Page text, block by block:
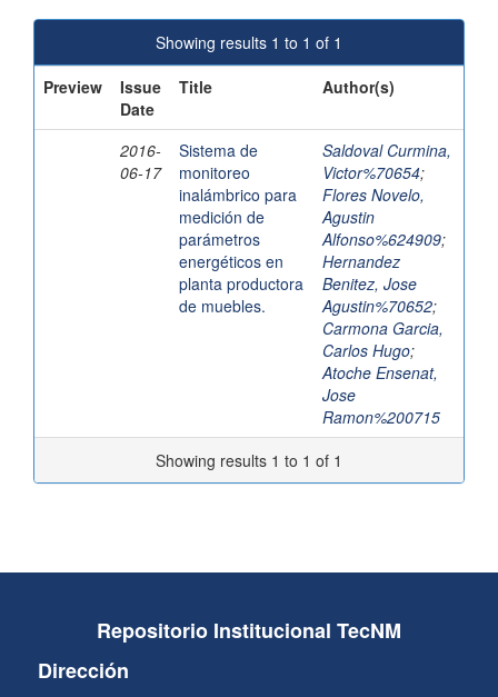
Showing results 1 to 1 of 1
Preview
Issue
Date
Title Author(s)
2016-
06-17
Sistema de
monitoreo
inalámbrico para
medición de
parámetros
energéticos en
planta productora
de muebles.
Saldoval Curmina,
Victor%70654;
Flores Novelo,
Agustin
Alfonso%624909;
Hernandez
Benitez, Jose
Agustin%70652;
Carmona Garcia,
Carlos Hugo;
Atoche Ensenat,
Jose
Ramon%200715
Showing results 1 to 1 of 1
Repositorio Institucional TecNM
Dirección